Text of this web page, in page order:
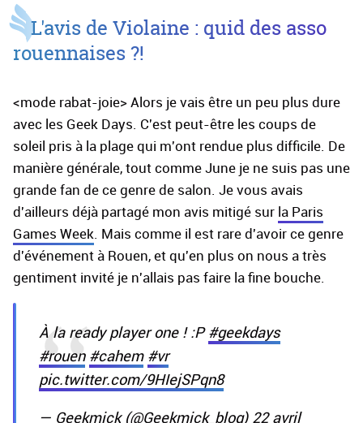
L'avis de Violaine : quid des asso
rouennaises ?!
<mode rabat-joie> Alors je vais être un peu plus dure
avec les Geek Days. C'est peut-être les coups de
soleil pris à la plage qui m'ont rendue plus difficile. De
manière générale, tout comme June je ne suis pas une
grande fan de ce genre de salon. Je vous avais
d'ailleurs déjà partagé mon avis mitigé sur la Paris
Games Week. Mais comme il est rare d'avoir ce genre
d'événement à Rouen, et qu'en plus on nous a très
gentiment invité je n'allais pas faire la fine bouche.
À la ready player one ! :P#geekdays
#rouen #cahem #vr
pic.twitter.com/9HIejSPqn8
— Geekmick (@Geekmick_blog) 22 avril